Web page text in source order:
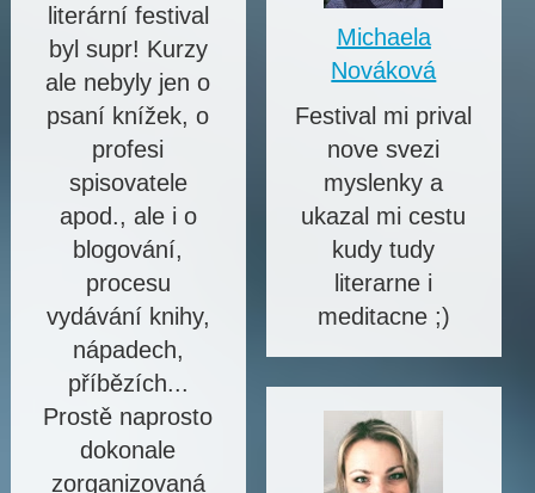
literární festival
byl supr! Kurzy
ale nebyly jen o
psaní knížek, o
profesi
spisovatele
apod., ale i o
blogování,
procesu
vydávání knihy,
nápadech,
příbězích...
Prostě naprosto
dokonale
zorganizovaná
Michaela
Nováková
Festival mi prival
nove svezi
myslenky a
ukazal mi cestu
kudy tudy
literarne i
meditacne ;)